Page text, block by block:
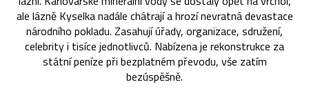
ale lázně Kyselka nadále chátrají a hrozí nevratná devastace
národního pokladu. Zasahují úřady, organizace, sdružení,
celebrity i tisíce jednotlivců. Nabízena je rekonstrukce za
státní peníze při bezplatném převodu, vše zatím
bezúspěšně.